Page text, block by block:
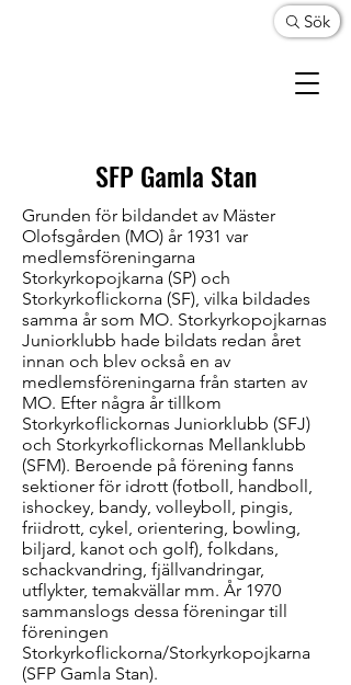
Sök
SFP Gamla Stan
Grunden för bildandet av Mäster
Olofsgården (MO) år 1931 var
medlemsföreningarna
Storkyrkopojkarna (SP) och
Storkyrkoflickorna (SF), vilka bildades
samma år som MO. Storkyrkopojkarnas
Juniorklubb hade bildats redan året
innan och blev också en av
medlemsföreningarna från starten av
MO. Efter några år tillkom
Storkyrkoflickornas Juniorklubb (SFJ)
och Storkyrkoflickornas Mellanklubb
(SFM). Beroende på förening fanns
sektioner för idrott (fotboll, handboll,
ishockey, bandy, volleyboll, pingis,
friidrott, cykel, orientering, bowling,
biljard, kanot och golf), folkdans,
schackvandring, fjällvandringar,
utflykter, temakvällar mm. År 1970
sammanslogs dessa föreningar till
föreningen
Storkyrkoflickorna/Storkyrkopojkarna
(SFP Gamla Stan).